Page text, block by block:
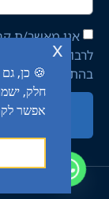
🍪 כן,
חלק,
אפשר
x
אני מאשר/ת
לרבות מסרון
בהתאם ל־